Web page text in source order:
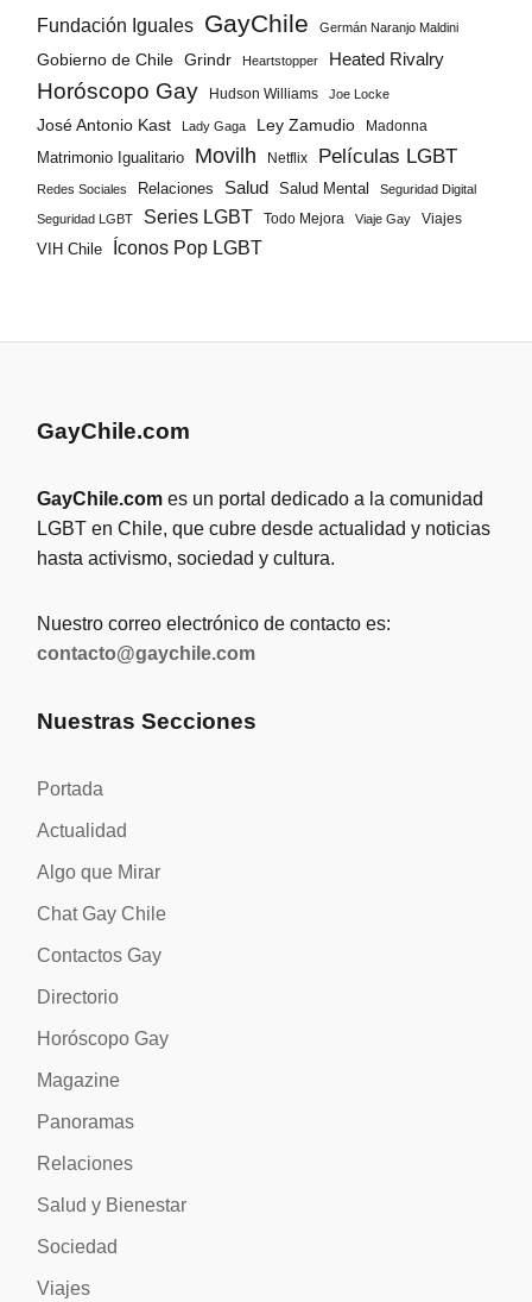
Fundación Iguales GayChile Germán Naranjo Maldini
Gobierno de Chile Grindr Heartstopper Heated Rivalry
Horóscopo Gay Hudson Williams Joe Locke
José Antonio Kast Lady Gaga Ley Zamudio Madonna
Matrimonio Igualitario Movilh Netflix Películas LGBT
Redes Sociales Relaciones Salud Salud Mental Seguridad Digital
Seguridad LGBT Series LGBT Todo Mejora Viaje Gay
Viajes
VIH Chile
Íconos Pop LGBT
GayChile.com
GayChile.com es un portal dedicado a la comunidad
LGBT en Chile, que cubre desde actualidad y noticias
hasta activismo, sociedad y cultura.
Nuestro correo electrónico de contacto es:
contacto@gaychile.com
Nuestras Secciones
Portada
Actualidad
Algo que Mirar
Chat Gay Chile
Contactos Gay
Directorio
Horóscopo Gay
Magazine
Panoramas
Relaciones
Salud y Bienestar
Sociedad
Viajes